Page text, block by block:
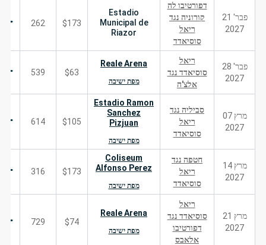
פבר' 21
2027
דפורטיבו לה
קורוניה נגד
ריאל
סוסיאדד
Estadio
Municipal de
Riazor
$173
262
פבר' 28
2027
ריאל
סוסיאדד נגד
אלצ'ה
Reale Arena
מפת ישיבה
$63
539
מרץ 07
2027
סביליה נגד
ריאל
סוסיאדד
Estadio Ramon
Sanchez
Pizjuan
מפת ישיבה
$105
614
מרץ 14
2027
חטפה נגד
ריאל
סוסיאדד
Coliseum
Alfonso Perez
מפת ישיבה
$173
316
מרץ 21
2027
ריאל
סוסיאדד נגד
דפורטיבו
אלאבס
Reale Arena
מפת ישיבה
$74
729